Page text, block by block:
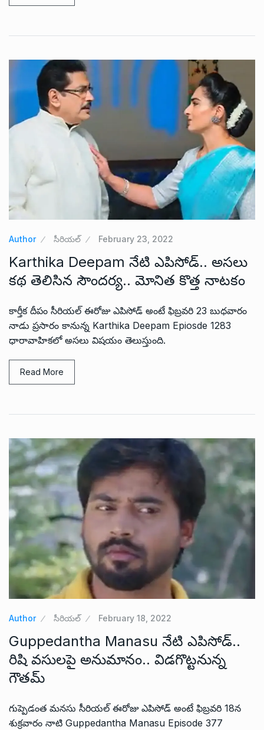
Author సీరియల్ February 23, 2022
Karthika Deepam నేటి ఎపిసోడ్.. అసలు
కథ తెలిసిన సౌందర్య.. మోనిత కొత్త నాటకం
కార్తీక దీపం సీరియల్ ఈరోజు ఎపిసోడ్ అంటే ఫిబ్రవరి 23 బుధవారం
నాడు ప్రసారం కానున్న Karthika Deepam Epiosde 1283
ధారావాహికలో అసలు విషయం తెలుస్తుంది.
Read More
Author సీరియల్ February 18, 2022
Guppedantha Manasu నేటి ఎపిసోడ్..
రిషి వసులపై అనుమానం.. విడగొట్టనున్న
గౌతమ్
గుప్పెడంత మనసు సీరియల్ ఈరోజు ఎపిసోడ్ అంటే ఫిబ్రవరి 18న
శుక్రవారం నాటి Guppedantha Manasu Episode 377